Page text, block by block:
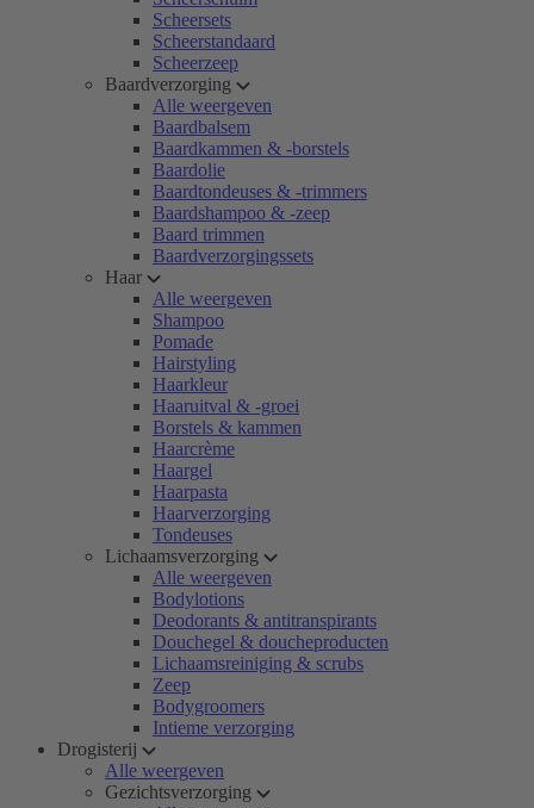
Scheersets
Scheerstandaard
Scheerzeep
Baardverzorging
Alle weergeven
Baardbalsem
Baardkammen & -borstels
Baardolie
Baardtondeuses & -trimmers
Baardshampoo & -zeep
Baard trimmen
Baardverzorgingssets
Haar
Alle weergeven
Shampoo
Pomade
Hairstyling
Haarkleur
Haaruitval & -groei
Borstels & kammen
Haarcrème
Haargel
Haarpasta
Haarverzorging
Tondeuses
Lichaamsverzorging
Alle weergeven
Bodylotions
Deodorants & antitranspirants
Douchegel & doucheproducten
Lichaamsreiniging & scrubs
Zeep
Bodygroomers
Intieme verzorging
Drogisterij
Alle weergeven
Gezichtsverzorging